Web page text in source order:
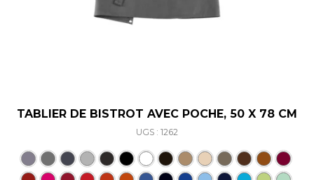
TABLIER DE BISTROT AVEC POCHE, 50 X 78 CM
UGS : 1262